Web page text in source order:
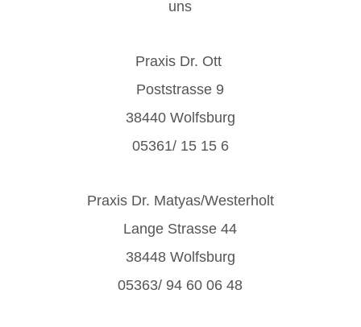
uns
Praxis Dr. Ott
Poststrasse 9
38440 Wolfsburg
05361/ 15 15 6
Praxis Dr. Matyas/Westerholt
Lange Strasse 44
38448 Wolfsburg
05363/ 94 60 06 48